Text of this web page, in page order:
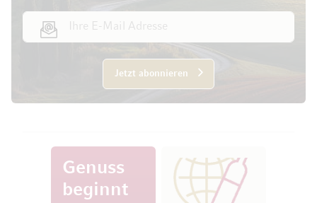
E-Mail Adresse
Jetzt abonnieren
Genuss
beginnt